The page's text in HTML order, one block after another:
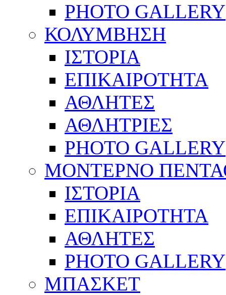
PHOTO GALLERY
ΚΟΛΥΜΒΗΣΗ
ΙΣΤΟΡΙΑ
ΕΠΙΚΑΙΡΟΤΗΤΑ
ΑΘΛΗΤΕΣ
ΑΘΛΗΤΡΙΕΣ
PHOTO GALLERY
ΜΟΝΤΕΡΝΟ
ΙΣΤΟΡΙΑ
ΕΠΙΚΑΙΡΟΤΗΤΑ
ΑΘΛΗΤΕΣ
PHOTO GALLERY
ΜΠΑΣΚΕΤ